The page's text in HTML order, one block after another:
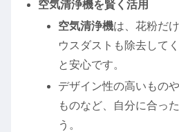
空気清浄機を賢く活用
空気清浄機は、花粉だ
ウスダストも除去して
と安心です。
デザイン性の高いもの
ものなど、自分に合っ
う。